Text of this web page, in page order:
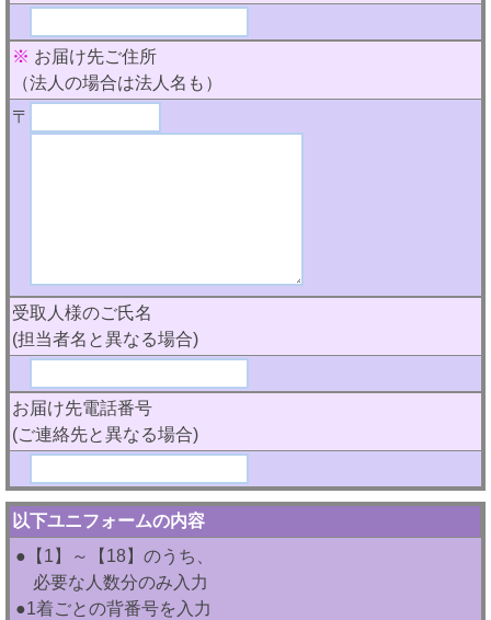
※ お届け先ご住所
（法人の場合は法人名も）
〒
受取人様のご氏名
(担当者名と異なる場合)
お届け先電話番号
(ご連絡先と異なる場合)
以下ユニフォームの内容
●【1】～【18】のうち、
必要な人数分のみ入力
●1着ごとの背番号を入力